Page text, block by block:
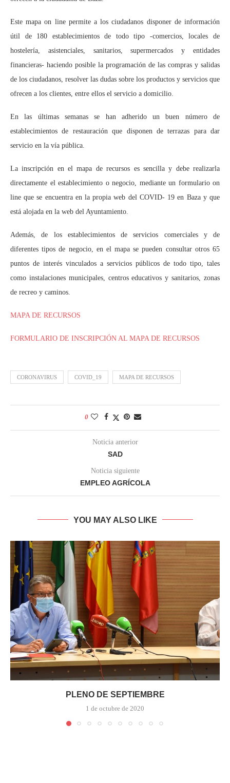
Este mapa on line permite a los ciudadanos disponer de información
útil de 180 establecimientos de todo tipo -comercios, locales de
hostelería, asistenciales, sanitarios, supermercados y entidades
financieras- haciendo posible la programación de las compras y salidas
de los ciudadanos, resolver las dudas sobre los productos y servicios que
ofrecen a los clientes, entre ellos el servicio a domicilio.
En las últimas semanas se han adherido un buen número de
establecimientos de restauración que disponen de terrazas para dar
servicio en la vía pública.
La inscripción en el mapa de recursos es sencilla y debe realizarla
directamente el establecimiento o negocio, mediante un formulario on
line que se encuentra en la propia web del COVID- 19 en Baza y que
está alojada en la web del Ayuntamiento.
Además, de los establecimientos de servicios comerciales y de
diferentes tipos de negocio, en el mapa se pueden consultar otros 65
puntos de interés vinculados a servicios públicos de todo tipo, tales
como instalaciones municipales, centros educativos y sanitarios, zonas
de recreo y caminos.
MAPA DE RECURSOS
FORMULARIO DE INSCRIPCIÓN AL MAPA DE RECURSOS
CORONAVIRUS COVID_19 MAPA DE RECURSOS
0
Noticia anterior
SAD
Noticia siguiente
EMPLEO AGRÍCOLA
YOU MAY ALSO LIKE
PLENO DE SEPTIEMBRE
1 de octubre de 2020